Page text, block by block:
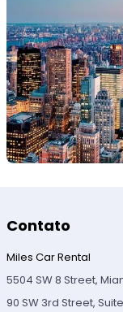
Contato
Miles Car Rental
5504 SW 8 Street,
90 SW 3rd Street,